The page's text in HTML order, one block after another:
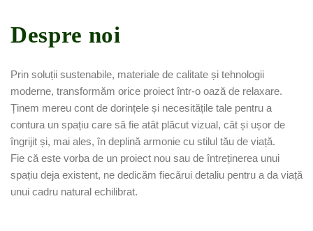
Despre noi
Prin soluții sustenabile, materiale de calitate și tehnologii
moderne, transformăm orice proiect într-o oază de relaxare.
Ținem mereu cont de dorințele și necesitățile tale pentru a
contura un spațiu care să fie atât plăcut vizual, cât și ușor de
îngrijit și, mai ales, în deplină armonie cu stilul tău de viață.
Fie că este vorba de un proiect nou sau de întreținerea unui
spațiu deja existent, ne dedicăm fiecărui detaliu pentru a da viață
unui cadru natural echilibrat.